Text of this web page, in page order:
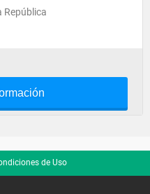
República
de Uso